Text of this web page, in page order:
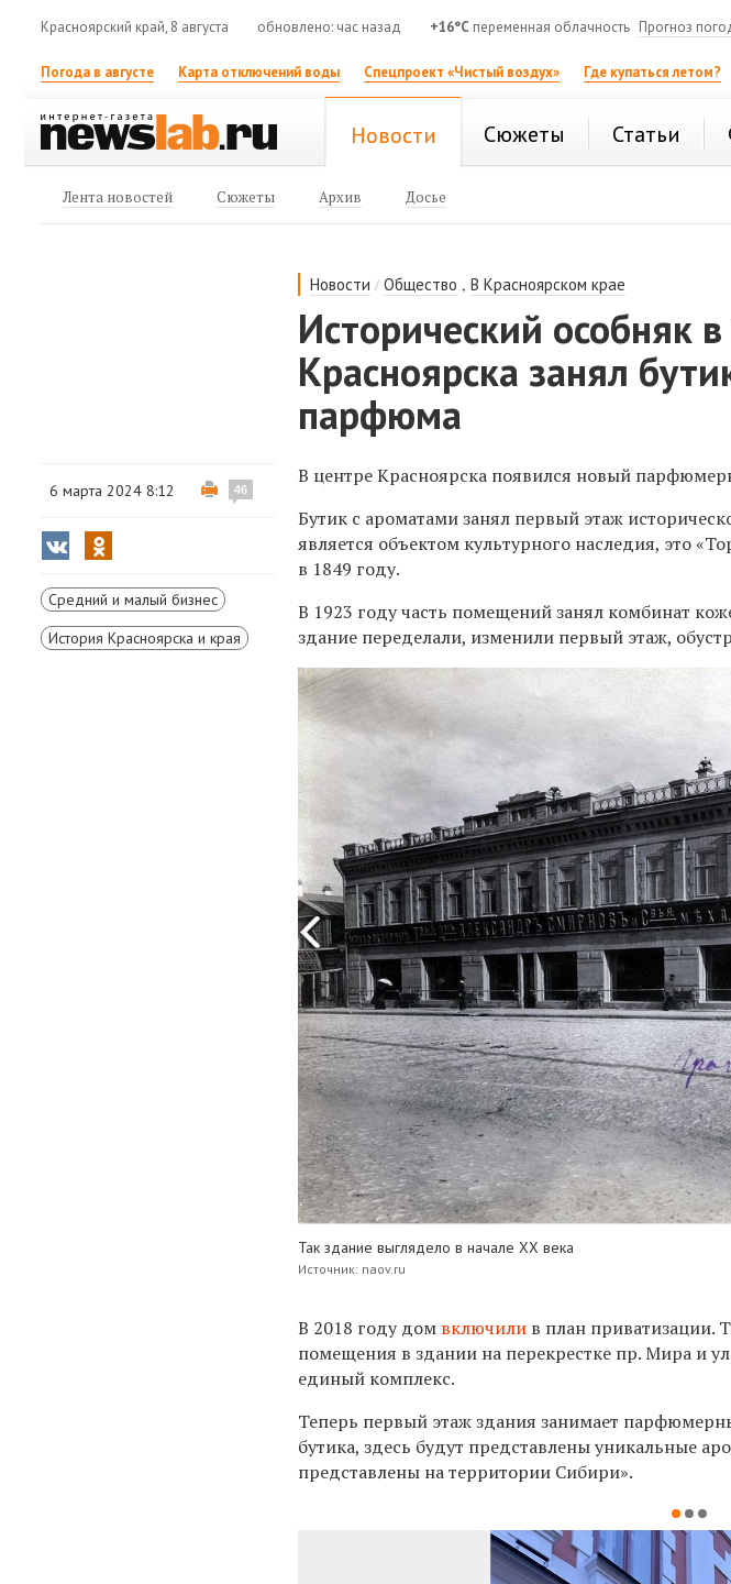
Красноярский край, 8 августа обновлено: час назад +16°C переменная облачность Прогноз
Погода в августе Карта отключений воды Спецпроект «Чистый воздух» Где купаться летом?
Новости Сюжеты Статьи
Лента новостей Сюжеты Архив Досье
Новости /Общество ,В Красноярском крае
Исторический особняк
Красноярска занял
парфюма
6 марта 2024 8:12 46
Средний и малый бизнес
История Красноярска и края
В центре Красноярска появился новый
Бутик с ароматами занял первый этаж
является объектом культурного наследия, это
в 1849 году.
В 1923 году часть помещений занял комбинат
здание переделали, изменили первый этаж,
Так здание выглядело в начале ХХ века
Источник: naov.ru
В 2018 году дом включили в план приватизации.
помещения в здании на перекрестке пр. Мира и
единый комплекс.
Теперь первый этаж здания занимает
бутика, здесь будут представлены уникальные
представлены на территории Сибири».